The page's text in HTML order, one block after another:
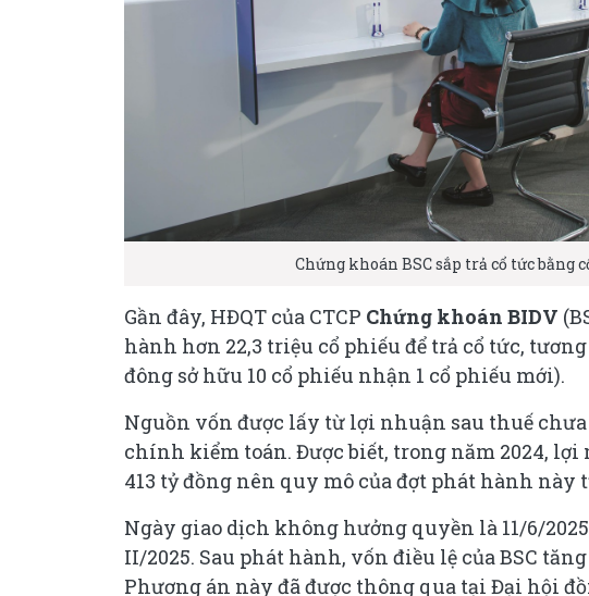
Chứng khoán BSC sắp trả cổ tức bằng
Gần đây, HĐQT của CTCP Chứng khoán BIDV
hành hơn 22,3 triệu cổ phiếu để trả cổ tức,
đông sở hữu 10 cổ phiếu nhận 1 cổ phiếu mới).
Nguồn vốn được lấy từ lợi nhuận sau thuế
chính kiểm toán. Được biết, trong năm 2024, lợi
413 tỷ đồng nên quy mô của đợt phát hành này
Ngày giao dịch không hưởng quyền là 11/6/
II/2025. Sau phát hành, vốn điều lệ của BSC
Phương án này đã được thông qua tại Đại hội